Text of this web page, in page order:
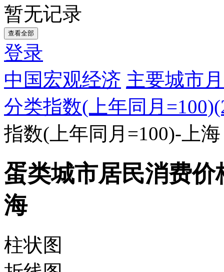
暂无记录
查看全部
登录
中国宏观经济 主要城市
分类指数(上年同月
指数(上年同月=100)-上海
蛋类城市居民消费
海
柱状图